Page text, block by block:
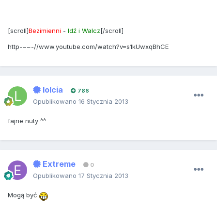
[scroll]Bezimienni - Idź i Walcz[/scroll]
http-~~-//www.youtube.com/watch?v=s1kUwxqBhCE
lolcia 786
Opublikowano 16 Stycznia 2013
fajne nuty ^^
Extreme 0
Opublikowano 17 Stycznia 2013
Mogą być